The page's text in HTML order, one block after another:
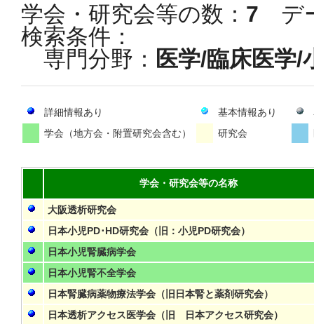
学会・研究会等の数： 7 デ
検索条件：
専門分野： 医学/臨床医学/
詳細情報あり 基本情報あり
学会（地方会・附置研究会含む）
研究会
学会・研究会等の名称
大阪透析研究会
日本小児PD･HD研究会（旧：小児PD研究会）
日本小児腎臓病学会
日本小児腎不全学会
日本腎臓病薬物療法学会（旧日本腎と薬剤研究会）
日本透析アクセス医学会（旧 日本アクセス研究会）